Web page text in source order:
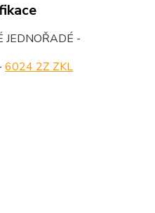
JEDNOŘADÉ -
6024 2Z ZKL